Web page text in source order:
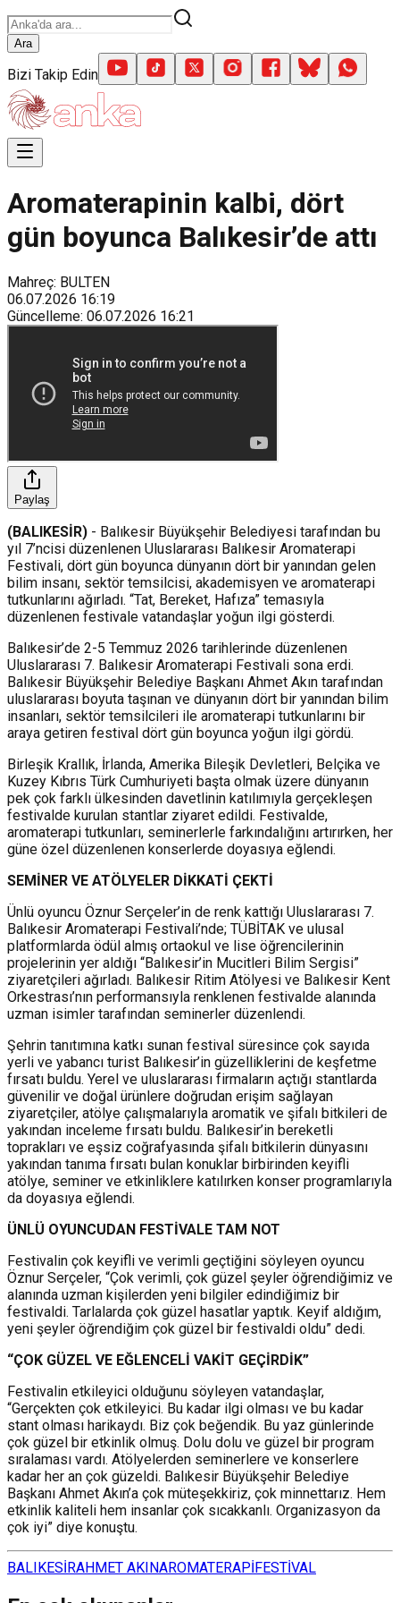
Ara
Bizi Takip Edin
Aromaterapinin kalbi, dört
gün boyunca Balıkesir’de attı
Mahreç: BULTEN
06.07.2026 16:19
Güncelleme: 06.07.2026 16:21
Paylaş
(BALIKESİR) - Balıkesir Büyükşehir Belediyesi tarafından bu
yıl 7’ncisi düzenlenen Uluslararası Balıkesir Aromaterapi
Festivali, dört gün boyunca dünyanın dört bir yanından gelen
bilim insanı, sektör temsilcisi, akademisyen ve aromaterapi
tutkunlarını ağırladı. “Tat, Bereket, Hafıza” temasıyla
düzenlenen festivale vatandaşlar yoğun ilgi gösterdi.
Balıkesir’de 2-5 Temmuz 2026 tarihlerinde düzenlenen
Uluslararası 7. Balıkesir Aromaterapi Festivali sona erdi.
Balıkesir Büyükşehir Belediye Başkanı Ahmet Akın tarafından
uluslararası boyuta taşınan ve dünyanın dört bir yanından bilim
insanları, sektör temsilcileri ile aromaterapi tutkunlarını bir
araya getiren festival dört gün boyunca yoğun ilgi gördü.
Birleşik Krallık, İrlanda, Amerika Bileşik Devletleri, Belçika ve
Kuzey Kıbrıs Türk Cumhuriyeti başta olmak üzere dünyanın
pek çok farklı ülkesinden davetlinin katılımıyla gerçekleşen
festivalde kurulan stantlar ziyaret edildi. Festivalde,
aromaterapi tutkunları, seminerlerle farkındalığını artırırken, her
güne özel düzenlenen konserlerde doyasıya eğlendi.
SEMİNER VE ATÖLYELER DİKKATİ ÇEKTİ
Ünlü oyuncu Öznur Serçeler’in de renk kattığı Uluslararası 7.
Balıkesir Aromaterapi Festivali’nde; TÜBİTAK ve ulusal
platformlarda ödül almış ortaokul ve lise öğrencilerinin
projelerinin yer aldığı “Balıkesir’in Mucitleri Bilim Sergisi”
ziyaretçileri ağırladı. Balıkesir Ritim Atölyesi ve Balıkesir Kent
Orkestrası’nın performansıyla renklenen festivalde alanında
uzman isimler tarafından seminerler düzenlendi.
Şehrin tanıtımına katkı sunan festival süresince çok sayıda
yerli ve yabancı turist Balıkesir’in güzelliklerini de keşfetme
fırsatı buldu. Yerel ve uluslararası firmaların açtığı stantlarda
güvenilir ve doğal ürünlere doğrudan erişim sağlayan
ziyaretçiler, atölye çalışmalarıyla aromatik ve şifalı bitkileri de
yakından inceleme fırsatı buldu. Balıkesir’in bereketli
toprakları ve eşsiz coğrafyasında şifalı bitkilerin dünyasını
yakından tanıma fırsatı bulan konuklar birbirinden keyifli
atölye, seminer ve etkinliklere katılırken konser programlarıyla
da doyasıya eğlendi.
ÜNLÜ OYUNCUDAN FESTİVALE TAM NOT
Festivalin çok keyifli ve verimli geçtiğini söyleyen oyuncu
Öznur Serçeler, “Çok verimli, çok güzel şeyler öğrendiğimiz ve
alanında uzman kişilerden yeni bilgiler edindiğimiz bir
festivaldi. Tarlalarda çok güzel hasatlar yaptık. Keyif aldığım,
yeni şeyler öğrendiğim çok güzel bir festivaldi oldu” dedi.
“ÇOK GÜZEL VE EĞLENCELİ VAKİT GEÇİRDİK”
Festivalin etkileyici olduğunu söyleyen vatandaşlar,
“Gerçekten çok etkileyici. Bu kadar ilgi olması ve bu kadar
stant olması harikaydı. Biz çok beğendik. Bu yaz günlerinde
çok güzel bir etkinlik olmuş. Dolu dolu ve güzel bir program
sıralaması vardı. Atölyelerden seminerlere ve konserlere
kadar her an çok güzeldi. Balıkesir Büyükşehir Belediye
Başkanı Ahmet Akın’a çok müteşekkiriz, çok minnettarız. Hem
etkinlik kaliteli hem insanlar çok sıcakkanlı. Organizasyon da
çok iyi” diye konuştu.
BALIKESİRAHMET AKINAROMATERAPİFESTİVAL